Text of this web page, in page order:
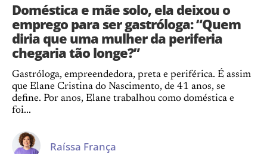
Doméstica e mãe solo, ela deixou o
emprego para ser gastróloga: “Quem
diria que uma mulher da periferia
chegaria tão longe?”
Gastróloga, empreendedora, preta e periférica. É assim
que Elane Cristina do Nascimento, de 41 anos, se
define. Por anos, Elane trabalhou como doméstica e
foi...
Raíssa França